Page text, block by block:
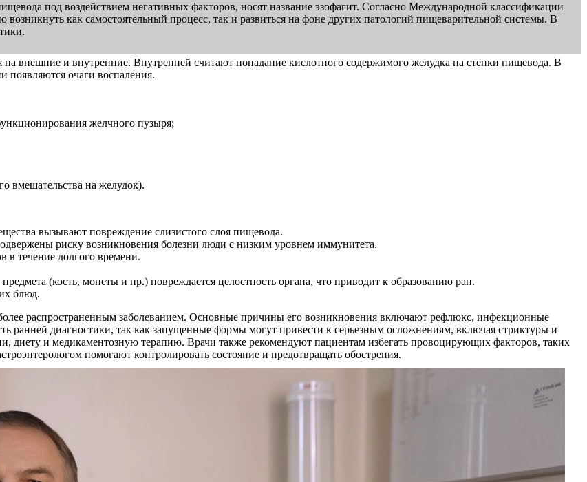
под воздействием негативных факторов, носят название эзофагит. Согласно Международной классификации
как самостоятельный процесс, так и развиться на фоне других патологий пищеварительной системы. В
внешние и внутренние. Внутренней считают попадание кислотного содержимого желудка на стенки пищевода. В
появляются очаги воспаления.
желчного пузыря;
вмешательства на желудок).
вызывают повреждение слизистого слоя пищевода.
риску возникновения болезни люди с низким уровнем иммунитета.
в течение долгого времени.
(кость, монеты и пр.) повреждается целостность органа, что приводит к образованию ран.
блюд.
распространенным заболеванием. Основные причины его возникновения включают рефлюкс, инфекционные
ранней диагностики, так как запущенные формы могут привести к серьезным осложнениям, включая стриктуры и
диету и медикаментозную терапию. Врачи также рекомендуют пациентам избегать провоцирующих факторов, таких
помогают контролировать состояние и предотвращать обострения.